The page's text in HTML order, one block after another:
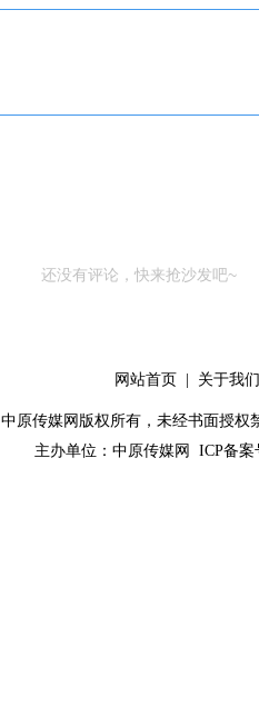
还没有评论，快来抢沙发吧~
网站首页 关于我们
中原传媒网版权所有，未经书面授权
主办单位： 中原传媒网 ICP备案